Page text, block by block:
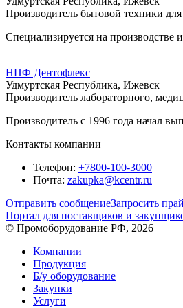
Производитель бытовой техники
Специализируется на производстве
НПФ Дентофлекс
Удмуртская Республика, Ижевск
Производитель лабораторного,
Производитель с 1996 года начал
Контакты компании
Телефон: +7800-100-3000
Почта: zakupka@kcentr.ru
Отправить сообщениеЗапросить
Портал для поставщиков и
© Промоборудование РФ, 2026
Компании
Продукция
Б/у оборудование
Закупки
Услуги